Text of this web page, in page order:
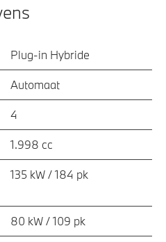
Plug-in Hybride
Automaat
4
1.998 cc
135 kW / 184 pk
80 kW / 109 pk